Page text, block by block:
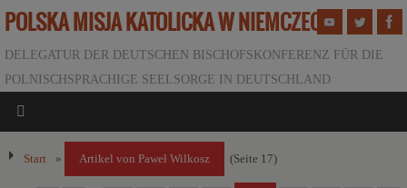
POLSKA MISJA KATOLICKA W NIEMCZECH
DELEGATUR DER DEUTSCHEN BISCHOFSKONFERENZ FÜR DIE
POLNISCHSPRACHIGE SEELSORGE IN DEUTSCHLAND
Start » Artikel von Paweł Wilkosz (Seite 17)